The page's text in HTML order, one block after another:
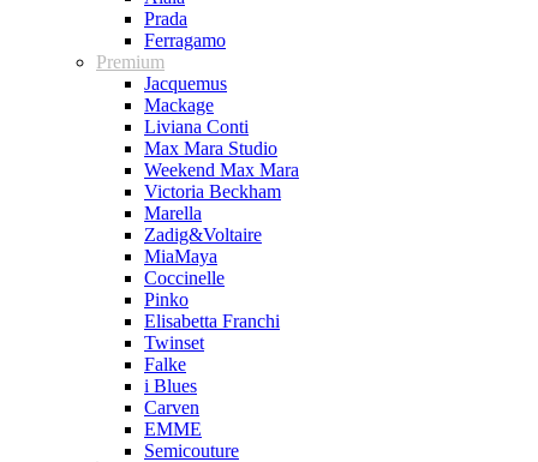
Prada
Ferragamo
Premium
Jacquemus
Mackage
Liviana Conti
Max Mara Studio
Weekend Max Mara
Victoria Beckham
Marella
Zadig&Voltaire
MiaMaya
Coccinelle
Pinko
Elisabetta Franchi
Twinset
Falke
i Blues
Carven
EMME
Semicouture